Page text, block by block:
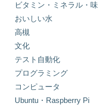
ビタミン・ミネラル・味
おいしい水
高槻
文化
テスト自動化
プログラミング
コンピュータ
Ubuntu・Raspberry Pi